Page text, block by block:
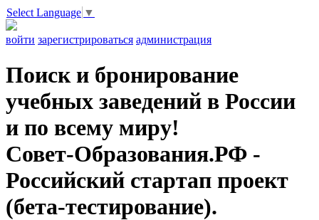
Select Language ▼
войти зарегистрироваться администрация
Поиск и бронирование
учебных заведений в России
и по всему миру!
Совет-Образования.РФ -
Российский стартап проект
(бета-тестирование).